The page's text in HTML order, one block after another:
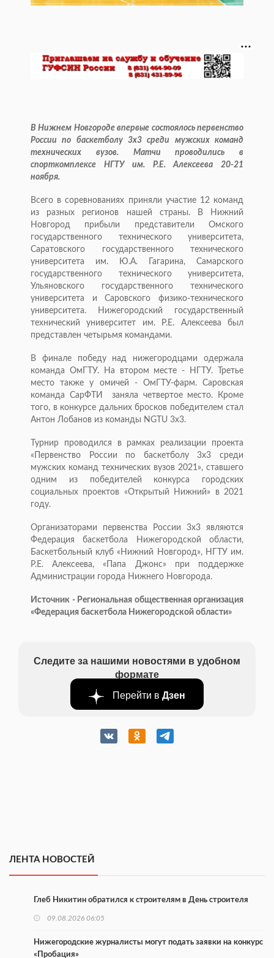
В Нижнем Новгороде впервые состоялось первенство
России по баскетболу 3х3 среди мужских команд
технических вузов. Матчи проводились в
спорткомплексе НГТУ им. Р.Е. Алексеева 20-21
ноября.
Всего в соревнованиях приняли участие 12 команд
из разных регионов нашей страны. В Нижний
Новгород прибыли представители Омского
государственного технического университета,
Саратовского государственного технического
университета им. Ю.А. Гагарина, Самарского
государственного технического университета,
Ульяновского государственного технического
университета и Саровского физико-технического
университета. Нижегородский государственный
технический университет им. Р.Е. Алексеева был
представлен четырьмя командами.
В финале победу над нижегородцами одержала
команда ОмГТУ. На втором месте - НГТУ. Третье
место также у омичей - ОмГТУ-фарм. Саровская
команда СарФТИ заняла четвертое место. Кроме
того, в конкурсе дальних бросков победителем стал
Антон Лобанов из команды NGTU 3х3.
Турнир проводился в рамках реализации проекта
«Первенство России по баскетболу 3х3 среди
мужских команд технических вузов 2021», ставшего
одним из победителей конкурса городских
социальных проектов «Открытый Нижний» в 2021
году.
Организаторами первенства России 3х3 являются
Федерация баскетбола Нижегородской области,
Баскетбольный клуб «Нижний Новгород», НГТУ им.
Р.Е. Алексеева, «Папа Джонс» при поддержке
Администрации города Нижнего Новгорода.
Источник - Региональная общественная организация
«Федерация баскетбола Нижегородской области»
Следите за нашими новостями в удобном
формате
Перейти в Дзен
ЛЕНТА НОВОСТЕЙ
Глеб Никитин обратился к строителям в День строителя
09.08.2026 06:05
Нижегородские журналисты могут подать заявки на конкурс
«Пробация»